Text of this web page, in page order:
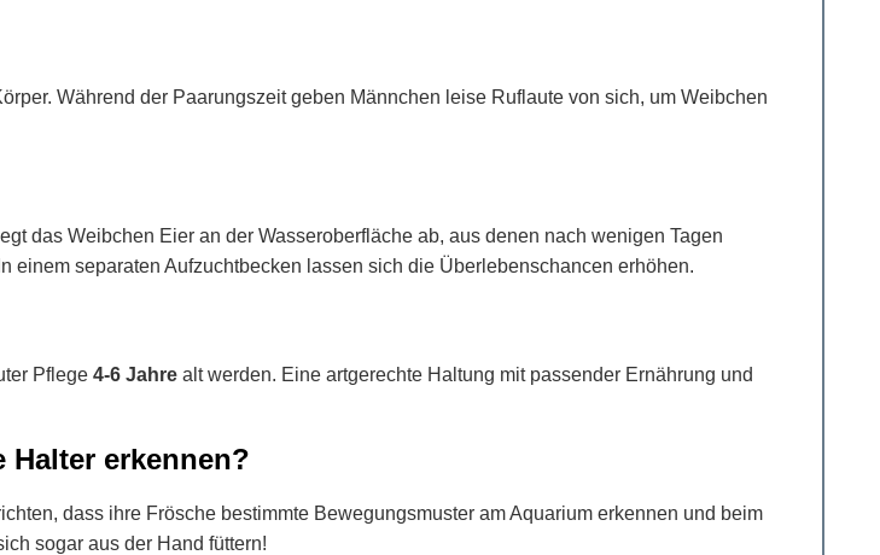
Während der Paarungszeit geben Männchen leise Ruflaute von sich, um Weibchen
das Weibchen Eier an der Wasseroberfläche ab, aus denen nach wenigen Tagen
separaten Aufzuchtbecken lassen sich die Überlebenschancen erhöhen.
Pflege 4-6 Jahre alt werden. Eine artgerechte Haltung mit passender Ernährung und
erkennen?
dass ihre Frösche bestimmte Bewegungsmuster am Aquarium erkennen und beim
sogar aus der Hand füttern!